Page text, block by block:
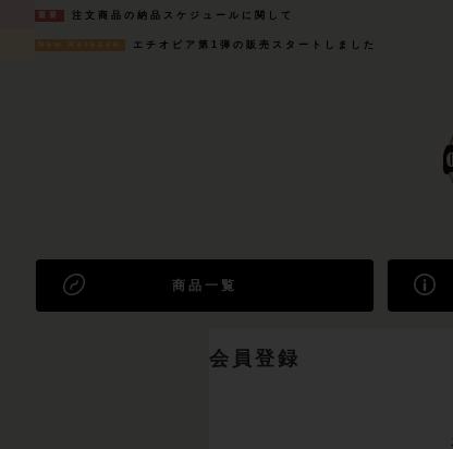
注文商品の納品スケジュールに関して
New Release エチオピア第1弾の販売スタートしました
商品一覧
会員登録